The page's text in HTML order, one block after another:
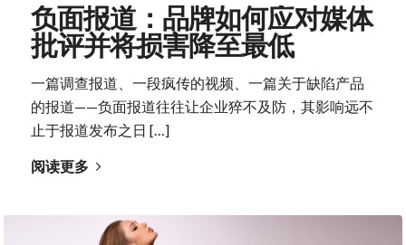
负面报道：品牌如何应对媒体
批评并将损害降至最低
一篇调查报道、一段疯传的视频、一篇关于缺陷产品
的报道——负面报道往往让企业猝不及防，其影响远不
止于报道发布之日 […]
阅读更多